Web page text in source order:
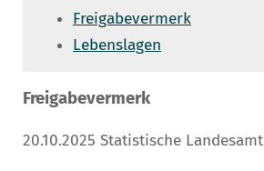
Freigabevermerk
Lebenslagen
Freigabevermerk
20.10.2025 Statistische Landesamt